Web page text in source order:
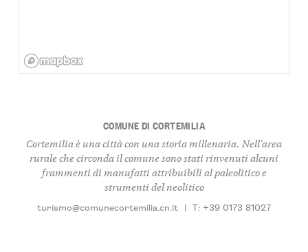
COMUNE DI CORTEMILIA
Cortemilia è una città con una storia millenaria. Nell'area
rurale che circonda il comune sono stati rinvenuti alcuni
frammenti di manufatti attribuibili al paleolitico e
strumenti del neolitico
turismo@comunecortemilia.cn.it | T: +39 0173 81027